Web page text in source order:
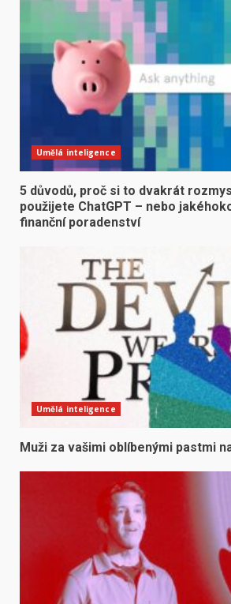
Umělá inteligence
5 důvodů, proč si to dvakrát
použijete ChatGPT – nebo
finanční poradenství
Umělá inteligence
Muži za vašimi oblíbenými pastmi